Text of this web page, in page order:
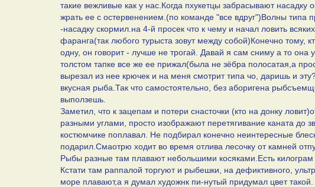
такие вежливые как у нас.Когда пхукетцы забрасывают
жрать ее с остервенением.(по команде "все вдруг")Волны
-насадку скормил.на 4-й просек что к чему и начал ловить
фаранга(так любого турыста зовут между собой)Конечно тому,
одну, он говорит - лучше не трогай. Давай я сам сниму а то она
толстом тапке все же ее прижал(была не зёбра полосатая,а
вырезал из нее крючек и на меня смотрит типа чо, даришь и
вкусная рыба.Так что самостоятельно, без аборигена
выползешь.
Заметил, что к зацепам и потери снасточки (кто на донку
разными углами, просто изображают перетягивание каната до
костюмчике поплавал. Не подбирал конечно неинтересные
подарил.Смаотрю ходит во время отлива лесочку от камней
Рыбы разные там плавают небольшими косяками.Есть килограм
Кстати там раппалой торгуют и рыбешки, на дефиктивного,
море плавают,а я думал художнк пи-нутый придумал цвет такой.